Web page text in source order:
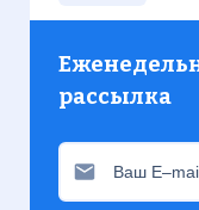
рассылка